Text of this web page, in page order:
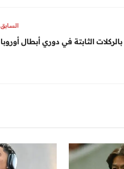
السابق
الثابتة في دوري أبطال أوروبا